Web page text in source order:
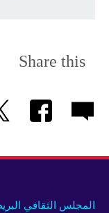
Share this
المجلس الثقافي